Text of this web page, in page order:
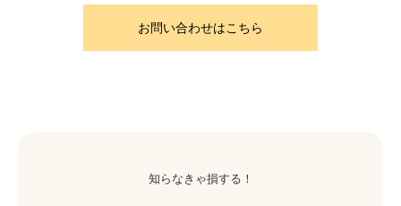
お問い合わせはこちら
知らなきゃ損する！